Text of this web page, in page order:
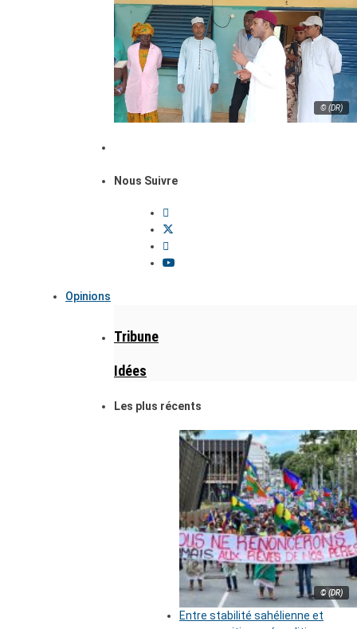
© (DR)
Nous Suivre
Opinions
Tribune
Idées
Les plus récents
© (DR)
Entre stabilité sahélienne et